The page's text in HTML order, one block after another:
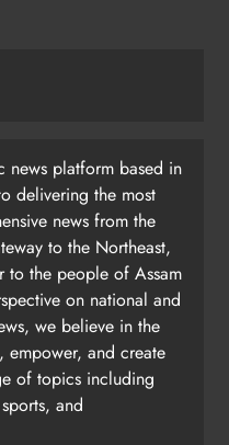
news platform based in
delivering the most
news from the
to the Northeast,
to the people of Assam
on national and
we believe in the
and create
of topics including
and